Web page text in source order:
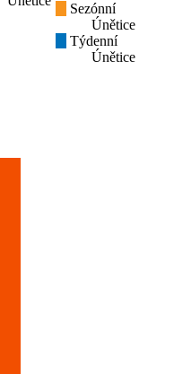
Sezónní
Únětice
Týdenní
Únětice